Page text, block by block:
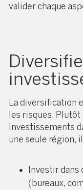
valider chaque
La diversification
les risques.
investissements
une seule région,
Investir
(bureaux,